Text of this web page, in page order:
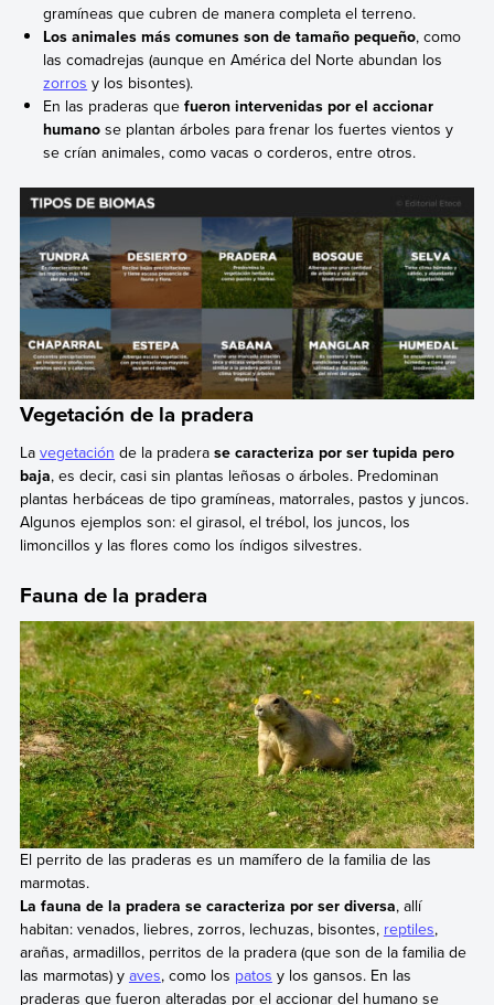
gramíneas que cubren de manera completa el terreno.
Los animales más comunes son de tamaño pequeño, como
las comadrejas (aunque en América del Norte abundan los
zorros y los bisontes).
En las praderas que fueron intervenidas por el accionar
humano se plantan árboles para frenar los fuertes vientos y
se crían animales, como vacas o corderos, entre otros.
Vegetación de la pradera
La vegetación de la praderase caracteriza por ser tupida pero
baja, es decir, casi sin plantas leñosas o árboles. Predominan
plantas herbáceas de tipo gramíneas, matorrales, pastos y juncos.
Algunos ejemplos son: el girasol, el trébol, los juncos, los
limoncillos y las flores como los índigos silvestres.
Fauna de la pradera
El perrito de las praderas es un mamífero de la familia de las
marmotas.
La fauna de la pradera se caracteriza por ser diversa, allí
habitan: venados, liebres, zorros, lechuzas, bisontes, reptiles,
arañas, armadillos, perritos de la pradera (que son de la familia de
las marmotas) y aves, como los patos y los gansos. En las
praderas que fueron alteradas por el accionar del humano se